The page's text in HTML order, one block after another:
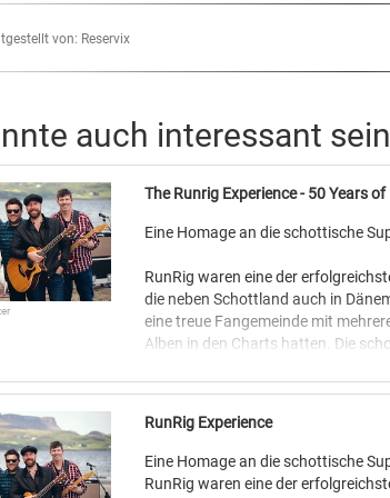
von: Reservix
auch interessant sein
The Runrig Experience - 50 Years
Eine Homage an die schottische
RunRig waren eine der
die neben Schottland auch in
eine treue Fangemeinde mit
Alben in den Charts hatten. Die
veröffentlichte vierzehn
Die Musik von Runrig wird oft als
Rockmusik beschrieben, wobei
RunRig Experience
Eine Homage an die schottische
RunRig waren eine der